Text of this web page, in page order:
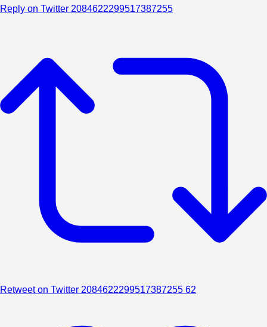
Reply on Twitter 2084622299517387255
Retweet on Twitter 2084622299517387255 62